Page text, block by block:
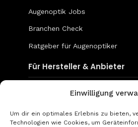
Einwilligung
Um dir ein optimales Erlebnis zu bieten,
Technologien wie Cookies, um
Augenoptik Jobs
Branchen Check
Ratgeber für Augenoptiker
Für Hersteller & Anbieter
Content & Social Media